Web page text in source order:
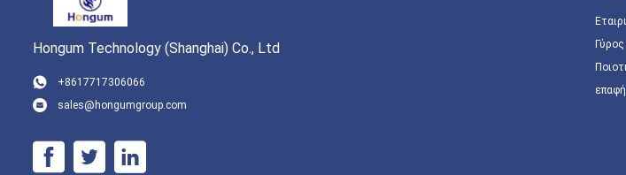
Hongum Technology (Shanghai) Co., Ltd
+8617717306066
sales@hongumgroup.com
επαφή